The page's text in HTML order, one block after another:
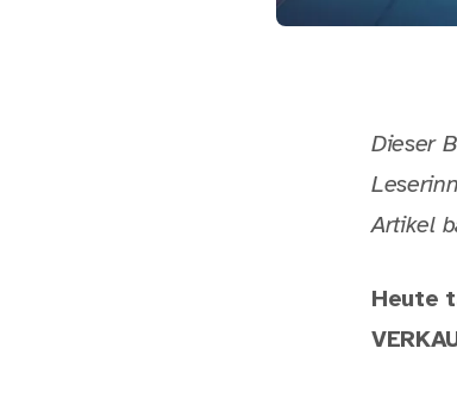
Dieser
Artikel
Heute